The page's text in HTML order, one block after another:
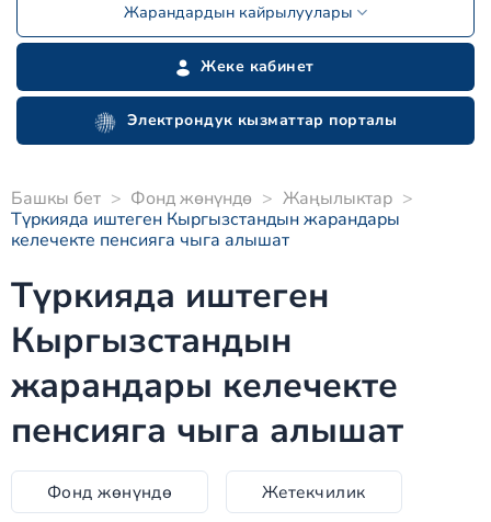
Жарандардын кайрылуулары
Жеке кабинет
Электрондук кызматтар порталы
Башкы бет > Фонд жөнүндө > Жаңылыктар >
Түркияда иштеген Кыргызстандын жарандары
келечекте пенсияга чыга алышат
Түркияда иштеген
Кыргызстандын
жарандары келечекте
пенсияга чыга алышат
Фонд жөнүндө Жетекчилик